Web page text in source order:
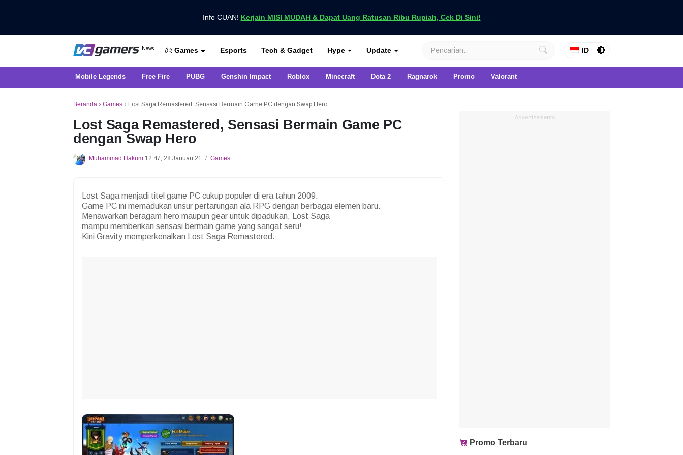
Info CUAN! Kerjain MISI MUDAH & Dapat Uang Ratusan Ribu Rupiah, Cek Di Sini!
VCGamers News
News
Dapatkan Berita Games Terbaru Hanya di VCGamers
Games Esports Tech & Gadget Hype Update ID
Mobile Legends Free Fire PUBG Genshin Impact Roblox Minecraft Dota 2 Ragnarok Promo Valorant
Beranda › Games › Lost Saga Remastered, Sensasi Bermain Game PC dengan Swap Hero
Lost Saga Remastered, Sensasi Bermain Game PC
dengan Swap Hero
Muhammad Hakum 12:47, 28 Januari 21 / Games
Lost Saga menjadi titel game PC cukup populer di era tahun 2009.
Game PC ini memadukan unsur pertarungan ala RPG dengan berbagai elemen baru.
Menawarkan beragam hero maupun gear untuk dipadukan, Lost Saga
mampu memberikan sensasi bermain game yang sangat seru!
Kini Gravity memperkenalkan Lost Saga Remastered.
Advertisements
Promo Terbaru